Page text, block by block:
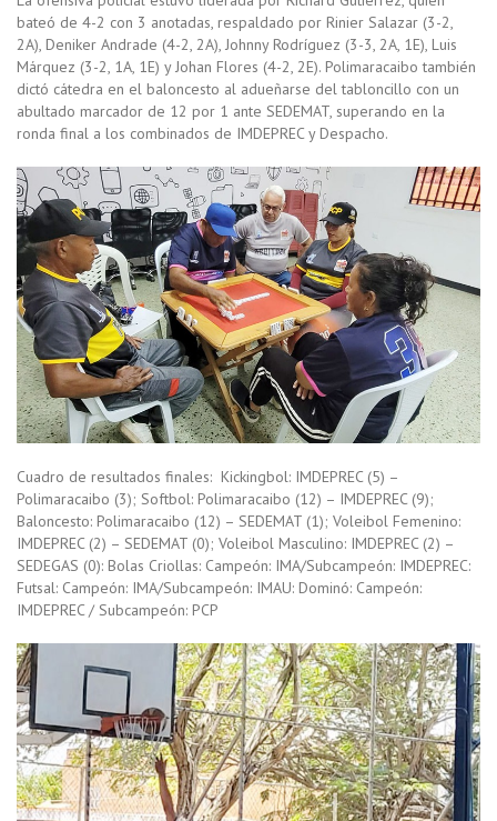
bateó de 4-2 con 3 anotadas, respaldado por Rinier Salazar (3-2,
2A), Deniker Andrade (4-2, 2A), Johnny Rodríguez (3-3, 2A, 1E), Luis
Márquez (3-2, 1A, 1E) y Johan Flores (4-2, 2E). Polimaracaibo también
dictó cátedra en el baloncesto al adueñarse del tabloncillo con un
abultado marcador de 12 por 1 ante SEDEMAT, superando en la
ronda final a los combinados de IMDEPREC y Despacho.
Cuadro de resultados finales: Kickingbol: IMDEPREC (5) –
Polimaracaibo (3); Softbol: Polimaracaibo (12) – IMDEPREC (9);
Baloncesto: Polimaracaibo (12) – SEDEMAT (1); Voleibol Femenino:
IMDEPREC (2) – SEDEMAT (0); Voleibol Masculino: IMDEPREC (2) –
SEDEGAS (0): Bolas Criollas: Campeón: IMA/Subcampeón: IMDEPREC:
Futsal: Campeón: IMA/Subcampeón: IMAU: Dominó: Campeón:
IMDEPREC / Subcampeón: PCP